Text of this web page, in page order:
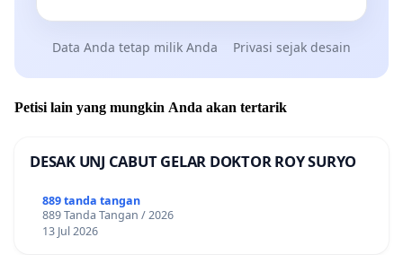
Data Anda tetap milik Anda Privasi sejak desain
Petisi lain yang mungkin Anda akan tertarik
DESAK UNJ CABUT GELAR DOKTOR ROY SURYO
889 tanda tangan
889 Tanda Tangan / 2026
13 Jul 2026